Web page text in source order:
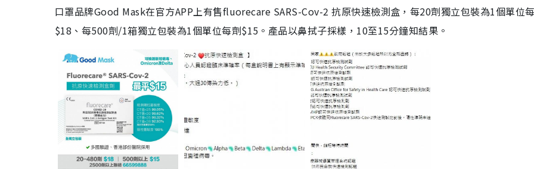
口罩品牌Good Mask在官方APP上有售fluorecare SARS-Cov-2 抗原快速檢測盒，每20劑獨立包裝為1個單位
$18、每500劑/1箱獨立包裝為1個單位每劑$15。產品以鼻拭子採樣，10至15分鐘知結果。